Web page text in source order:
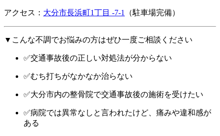
アクセス： 大分市長浜町1丁目 -7-1 （駐車場完備）
▼こんな不調でお悩みの方はぜひ一度ご相談ください
✅交通事故後の正しい対処法が分からない
✅むち打ちがなかなか治らない
✅大分市内の整骨院で交通事故後の施術を受けたい
✅病院では異常なしと言われたけど、痛みや違和感が
ある